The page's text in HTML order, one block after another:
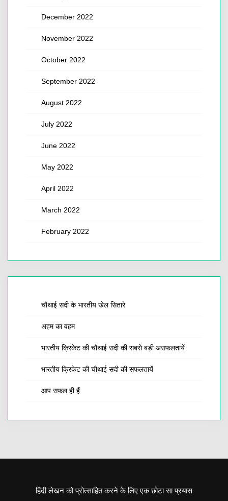
December 2022
November 2022
October 2022
September 2022
August 2022
July 2022
June 2022
May 2022
April 2022
March 2022
February 2022
चौथाई सदी के भारतीय खेल सितारे
अहम का वहम
भारतीय क्रिकेट की चौथाई सदी की सबसे बड़ी असफलतायें
भारतीय क्रिकेट की चौथाई सदी की सफलतायें
आप सफल ही हैं
हिंदी लेखन को प्रोत्साहित करने के लिए एक छोटा सा प्रयास